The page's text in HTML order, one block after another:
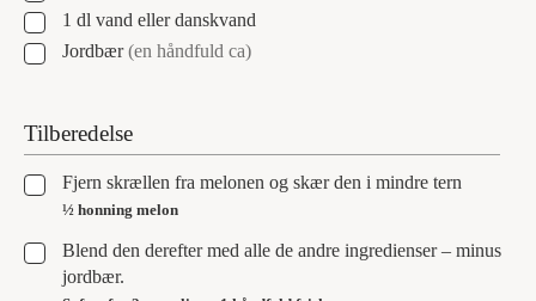
▢1 dl vand eller danskvand
▢
Jordbær (en håndfuld ca)
Tilberedelse
▢
Fjern skrællen fra melonen og skær den i mindre tern
½ honning melon
▢
Blend den derefter med alle de andre ingredienser – minus
jordbær.